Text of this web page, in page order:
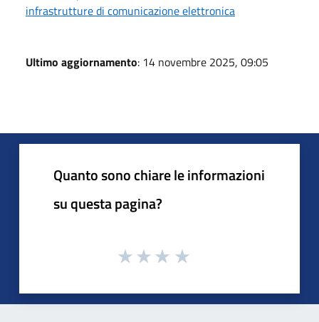
infrastrutture di comunicazione elettronica
Ultimo aggiornamento: 14 novembre 2025, 09:05
Quanto sono chiare le informazioni
su questa pagina?